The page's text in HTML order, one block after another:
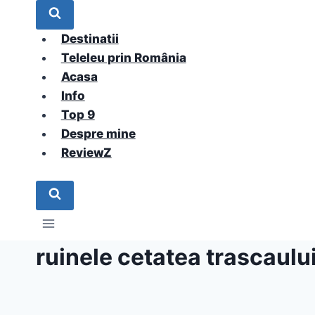
Destinatii
Teleleu prin România
Acasa
Info
Top 9
Despre mine
ReviewZ
ruinele cetatea